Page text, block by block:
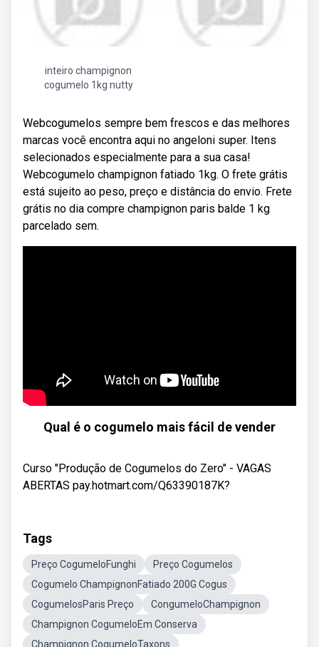
inteiro champignon
cogumelo 1kg nutty
Webcogumelos sempre bem frescos e das melhores
marcas você encontra aqui no angeloni super. Itens
selecionados especialmente para a sua casa!
Webcogumelo champignon fatiado 1kg. O frete grátis
está sujeito ao peso, preço e distância do envio. Frete
grátis no dia compre champignon paris balde 1 kg
parcelado sem.
Qual é o cogumelo mais fácil de vender
Curso "Produção de Cogumelos do Zero" - VAGAS
ABERTAS pay.hotmart.com/Q63390187K?
Tags
Preço CogumeloFunghi
Preço Cogumelos
Cogumelo ChampignonFatiado 200G Cogus
CogumelosParis Preço
CongumeloChampignon
Champignon CogumeloEm Conserva
Champignon CogumeloTaxons